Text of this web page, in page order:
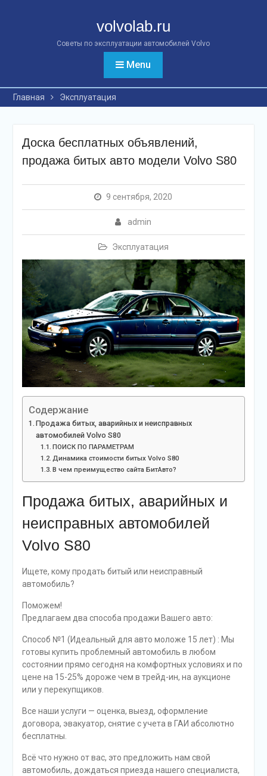
volvolab.ru
Советы по эксплуатации автомобилей Volvo
Menu
Главная Эксплуатация
Доска бесплатных объявлений,
продажа битых авто модели Volvo S80
9 сентября, 2020
admin
Эксплуатация
Содержание
Продажа битых, аварийных и неисправных
автомобилей Volvo S80
ПОИСК ПО ПАРАМЕТРАМ
Динамика стоимости битых Volvo S80
В чем преимущество сайта БитАвто?
Продажа битых, аварийных и
неисправных автомобилей
Volvo S80
Ищете, кому продать битый или неисправный
автомобиль?
Поможем!
Предлагаем два способа продажи Вашего авто:
Способ №1 (Идеальный для авто моложе 15 лет) : Мы
готовы купить проблемный автомобиль в любом
состоянии прямо сегодня на комфортных условиях и по
цене на 15-25% дороже чем в трейд-ин, на аукционе
или у перекупщиков.
Все наши услуги — оценка, выезд, оформление
договора, эвакуатор, снятие с учета в ГАИ абсолютно
бесплатны.
Всё что нужно от вас, это предложить нам свой
автомобиль, дождаться приезда нашего специалиста,